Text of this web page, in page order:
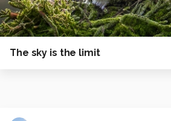
The sky is the limit